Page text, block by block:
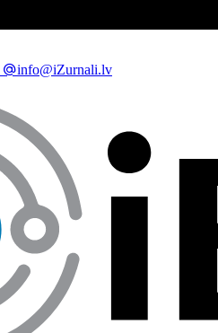
info@iZurnali.lv